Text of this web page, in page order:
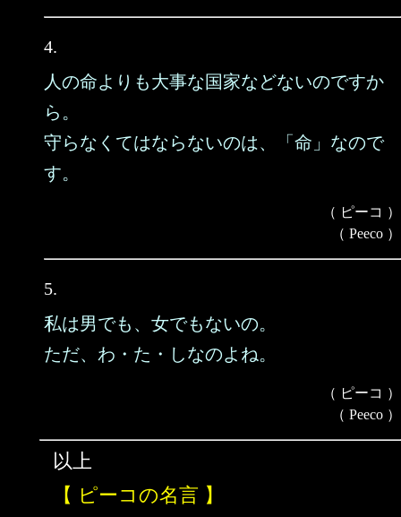
4.
人の命よりも大事な国家などないのですか
ら。
守らなくてはならないのは、「命」なので
す。
（ ピーコ ）
（ Peeco ）
5.
私は男でも、女でもないの。
ただ、わ・た・しなのよね。
（ ピーコ ）
（ Peeco ）
以上
【 ピーコの名言 】